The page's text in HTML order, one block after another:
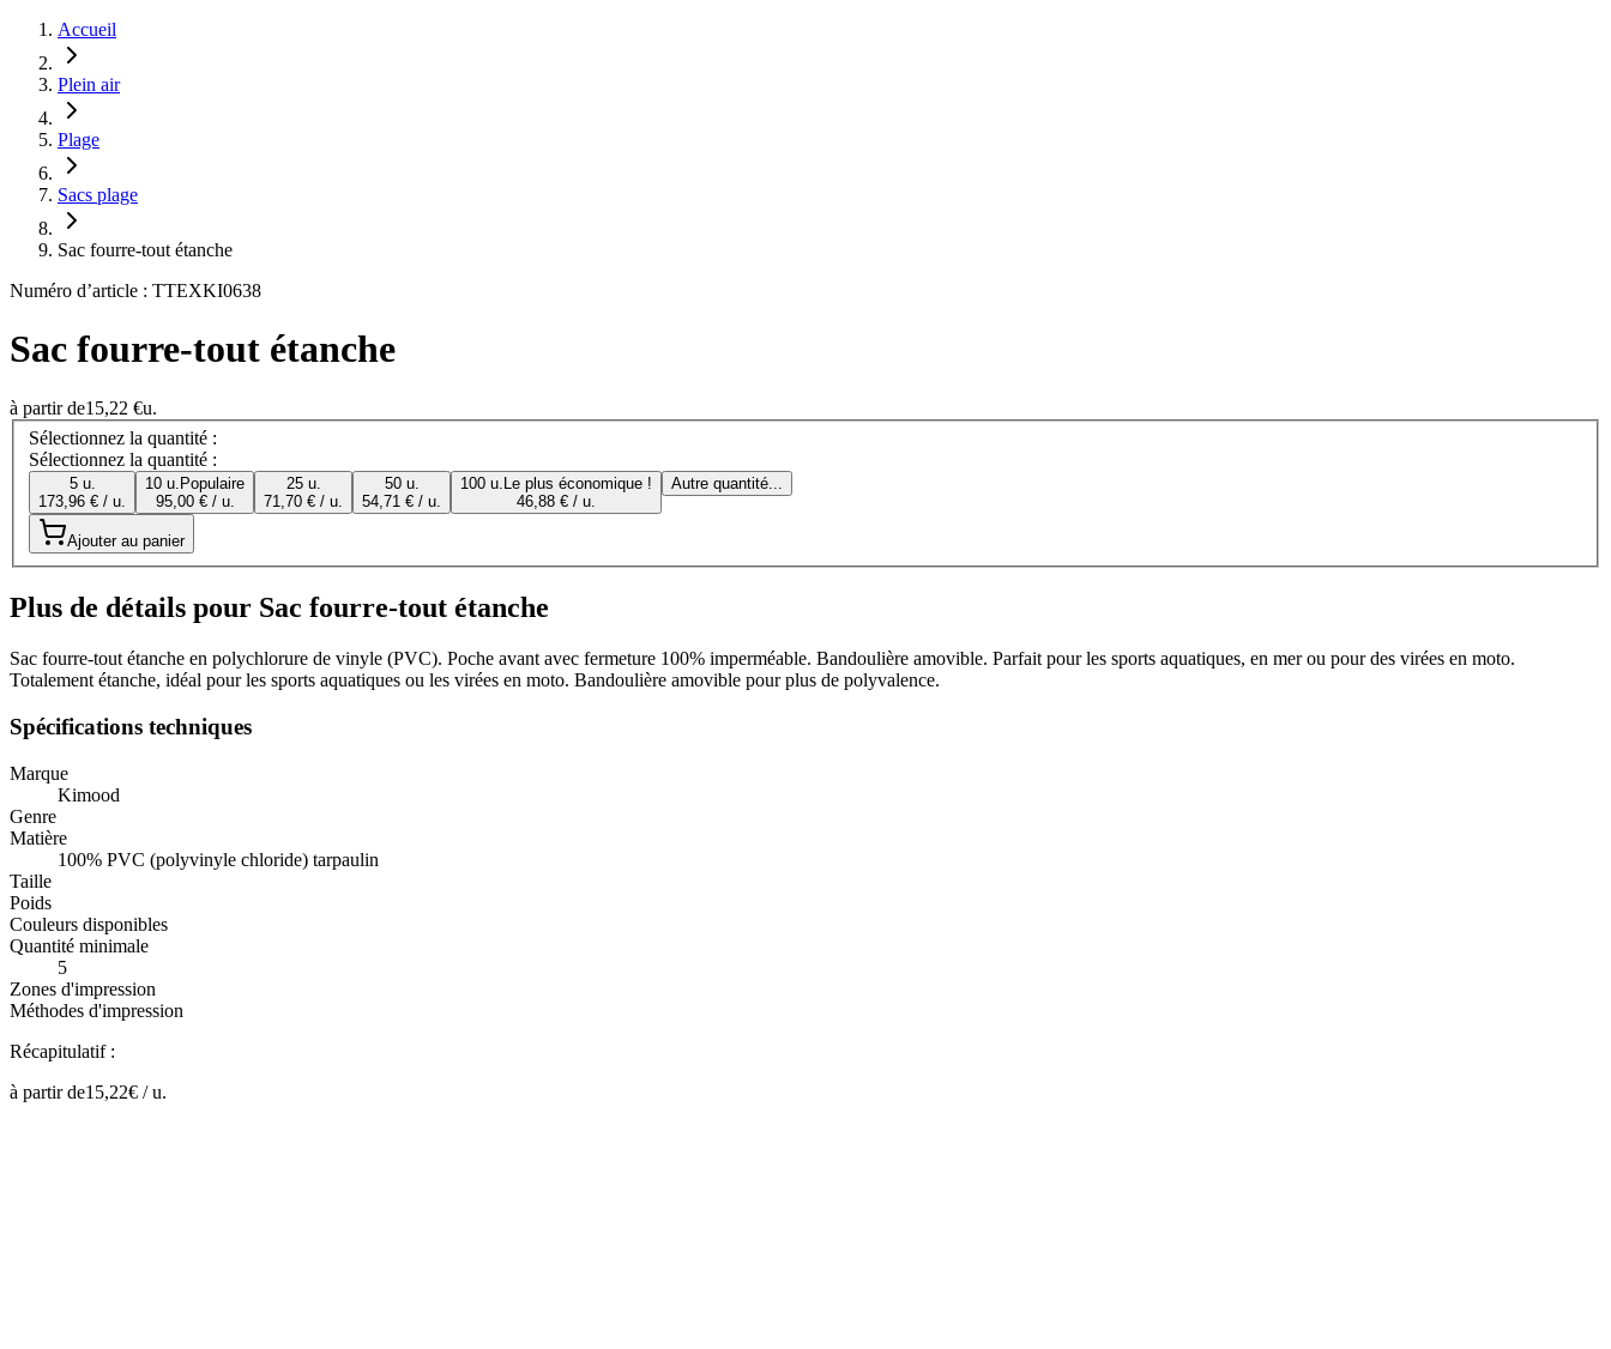
Accueil
Plein air
Plage
Sacs plage
Sac fourre-tout étanche
Numéro d’article : TTEXKI0638
Sac fourre-tout étanche
à partir de15,22 €u.
Sélectionnez la quantité :
Sélectionnez la quantité :
5 u.
173,96 € / u.
10 u. Populaire
95,00 € / u.
25 u.
71,70 € / u.
50 u.
54,71 € / u.
100 u. Le plus économique !
46,88 € / u.
Autre quantité...
Ajouter au panier
Plus de détails pour Sac fourre-tout étanche
Sac fourre-tout étanche en polychlorure de vinyle (PVC). Poche avant avec fermeture 100% imperméable. Bandoulière amovible. Parfait pour les sports aquatiques, en mer ou pour des virées en moto.
Totalement étanche, idéal pour les sports aquatiques ou les virées en moto. Bandoulière amovible pour plus de polyvalence.
Spécifications techniques
Marque
Kimood
Genre
Matière
100% PVC (polyvinyle chloride) tarpaulin
Taille
Poids
Couleurs disponibles
Quantité minimale
5
Zones d'impression
Méthodes d'impression
Récapitulatif :
à partir de15,22€ /u.